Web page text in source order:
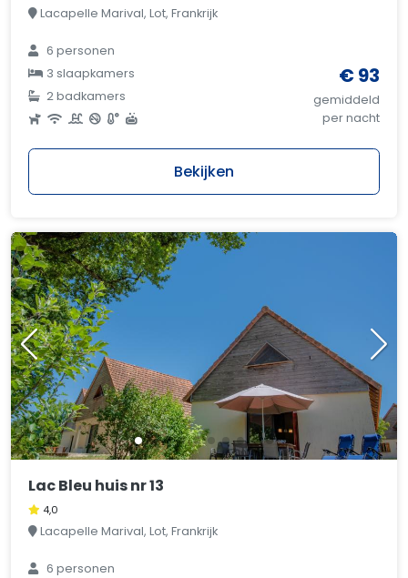
Lacapelle Marival, Lot, Frankrijk
6 personen
3 slaapkamers
2 badkamers
€ 93
gemiddeld
per nacht
Bekijken
Lac Bleu huis nr 13
4,0
Lacapelle Marival, Lot, Frankrijk
6 personen